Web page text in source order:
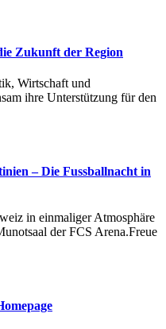
Zukunft der Region
Wirtschaft und
ihre Unterstützung für den
– Die Fussballnacht in
in einmaliger Atmosphäre
der FCS Arena.Freue